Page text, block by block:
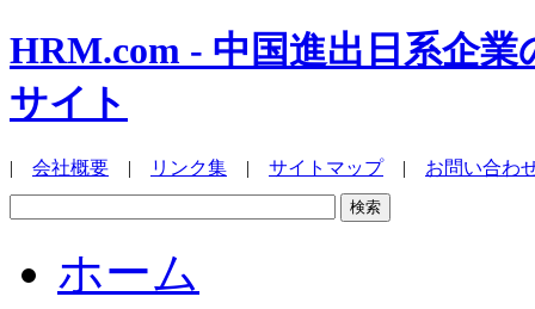
HRM.com - 中国進出日系企
サイト
| 会社概要 | リンク集 | サイトマップ| お問い合わ
ホーム